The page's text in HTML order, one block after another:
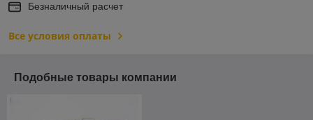
Безналичный расчет
Все условия оплаты
Подобные товары компании